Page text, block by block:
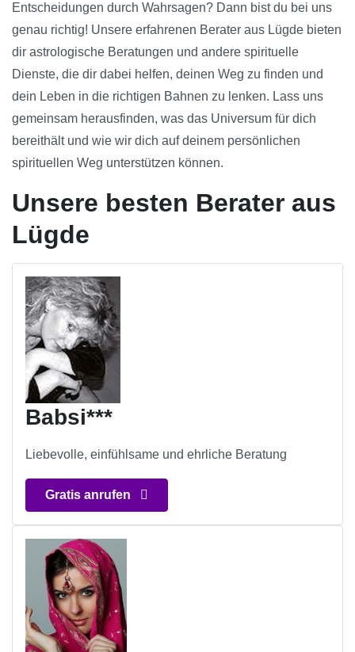
Entscheidungen durch Wahrsagen? Dann bist du bei uns
genau richtig! Unsere erfahrenen Berater aus Lügde bieten
dir astrologische Beratungen und andere spirituelle
Dienste, die dir dabei helfen, deinen Weg zu finden und
dein Leben in die richtigen Bahnen zu lenken. Lass uns
gemeinsam herausfinden, was das Universum für dich
bereithält und wie wir dich auf deinem persönlichen
spirituellen Weg unterstützen können.
Unsere besten Berater aus
Lügde
Babsi***
Liebevolle, einfühlsame und ehrliche Beratung
Gratis anrufen